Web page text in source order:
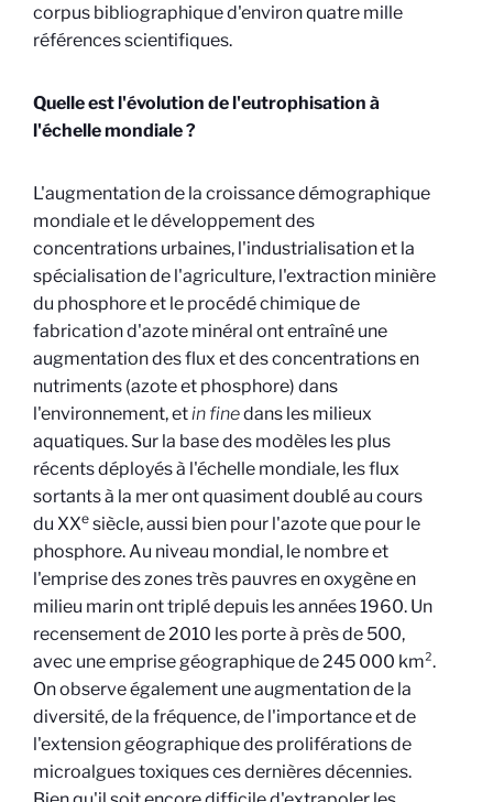
corpus bibliographique d'environ quatre mille
références scientifiques.
Quelle est l'évolution de l'eutrophisation à
l'échelle mondiale ?
L'augmentation de la croissance démographique
mondiale et le développement des
concentrations urbaines, l'industrialisation et la
spécialisation de l'agriculture, l'extraction minière
du phosphore et le procédé chimique de
fabrication d'azote minéral ont entraîné une
augmentation des flux et des concentrations en
nutriments (azote et phosphore) dans
l'environnement, etin finedans les milieux
aquatiques. Sur la base des modèles les plus
récents déployés à l'échelle mondiale, les flux
sortants à la mer ont quasiment doublé au cours
du XXe siècle, aussi bien pour l'azote que pour le
phosphore. Au niveau mondial, le nombre et
l'emprise des zones très pauvres en oxygène en
milieu marin ont triplé depuis les années 1960. Un
recensement de 2010 les porte à près de 500,
avec une emprise géographique de 245 000 km².
On observe également une augmentation de la
diversité, de la fréquence, de l'importance et de
l'extension géographique des proliférations de
microalgues toxiques ces dernières décennies.